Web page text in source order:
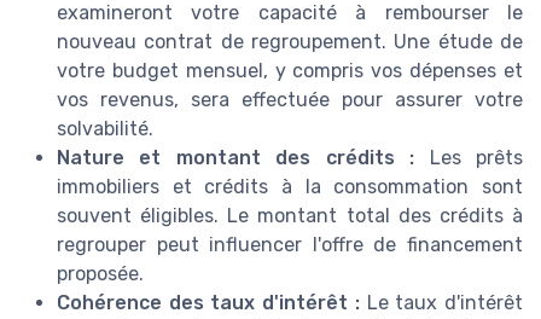
examineront votre capacité à rembourser le
nouveau contrat de regroupement. Une étude de
votre budget mensuel, y compris vos dépenses et
vos revenus, sera effectuée pour assurer votre
solvabilité.
Nature et montant des crédits : Les prêts
immobiliers et crédits à la consommation sont
souvent éligibles. Le montant total des crédits à
regrouper peut influencer l'offre de financement
proposée.
Cohérence des taux d'intérêt :Le taux d'intérêt